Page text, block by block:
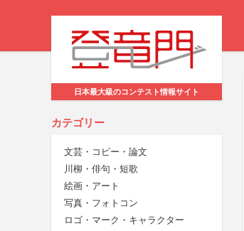
日本最大級のコンテスト情報サイト
カテゴリー
文芸・コピー・論文
川柳・俳句・短歌
絵画・アート
写真・フォトコン
ロゴ・マーク・キャラクター